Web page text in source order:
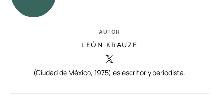
AUTOR
LEÓN KRAUZE
(Ciudad de México, 1975) es escritor y periodista.